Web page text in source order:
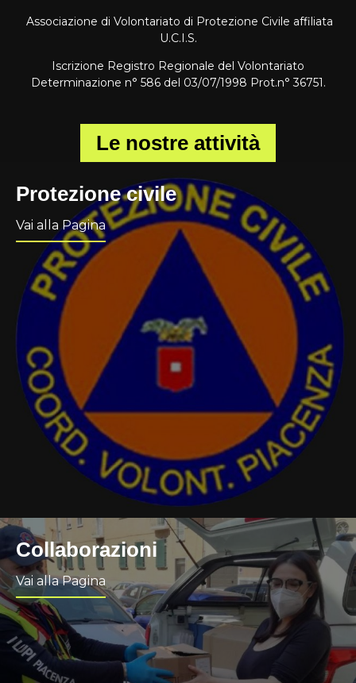
Associazione di Volontariato di Protezione Civile affiliata
U.C.I.S.
Iscrizione Registro Regionale del Volontariato
Determinazione n° 586 del 03/07/1998 Prot.n° 36751.
Le nostre attività
Protezione civile
Vai alla Pagina
Collaborazioni
Vai alla Pagina